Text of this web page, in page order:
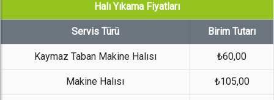
Halı Yıkama Fiyatları
Servis Türü Birim Tutarı
Kaymaz Taban Makine Halısı ₺60,00
Makine Halısı ₺105,00